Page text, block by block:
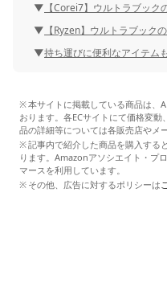
【Corei7】ウルトラブック
【Ryzen】ウルトラブック
持ち運びに便利なアイテム
本サイトに掲載している商品は、
おります。各ECサイトにて価格変
品の詳細等については各販売店やメ
記事内で紹介した商品を購入する
ります。Amazonアソシエイト・プ
マースを利用しています。
その他、広告に対するポリシーは